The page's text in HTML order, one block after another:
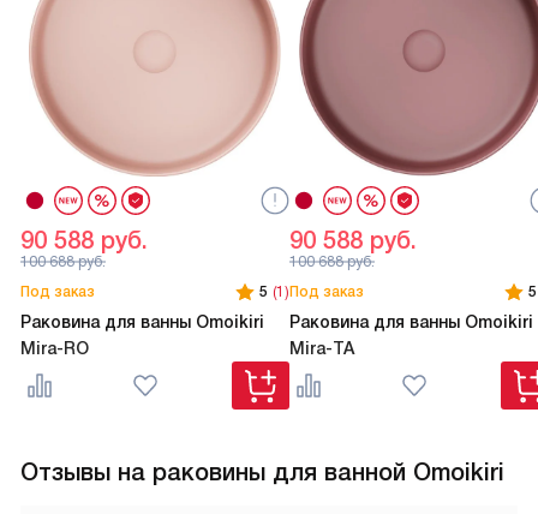
Под заказ 5 (1)
Раковина для ванны Omoikiri
Mira-RO
90 588 руб.
100 688руб.
Под заказ
5
Раковина для ванны Omoikiri
Mira-TA
90 588 руб.
100 688руб.
Отзывы на раковины для ванной Omoikiri